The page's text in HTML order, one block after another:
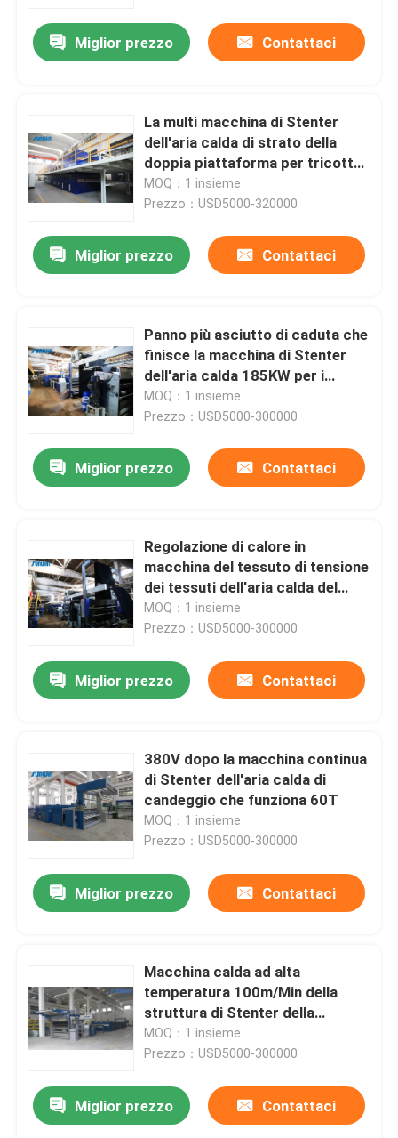
Miglior prezzo Contattaci
La multi macchina di Stenter
dell'aria calda di strato della
doppia piattaforma per tricotta i
tessuti
MOQ：1 insieme
Prezzo：USD5000-320000
Miglior prezzo Contattaci
Panno più asciutto di caduta che
finisce la macchina di Stenter
dell'aria calda 185KW per i
tessuti
MOQ：1 insieme
Prezzo：USD5000-300000
Miglior prezzo Contattaci
Regolazione di calore in
macchina del tessuto di tensione
dei tessuti dell'aria calda del
tessuto per tessuto tricottato
larghezza aperta
MOQ：1 insieme
Prezzo：USD5000-300000
Miglior prezzo Contattaci
380V dopo la macchina continua
di Stenter dell'aria calda di
candeggio che funziona 60T
MOQ：1 insieme
Prezzo：USD5000-300000
Miglior prezzo Contattaci
Macchina calda ad alta
temperatura 100m/Min della
struttura di Stenter della
macchina tessile di Airmini
Stenter
MOQ：1 insieme
Prezzo：USD5000-300000
Miglior prezzo Contattaci